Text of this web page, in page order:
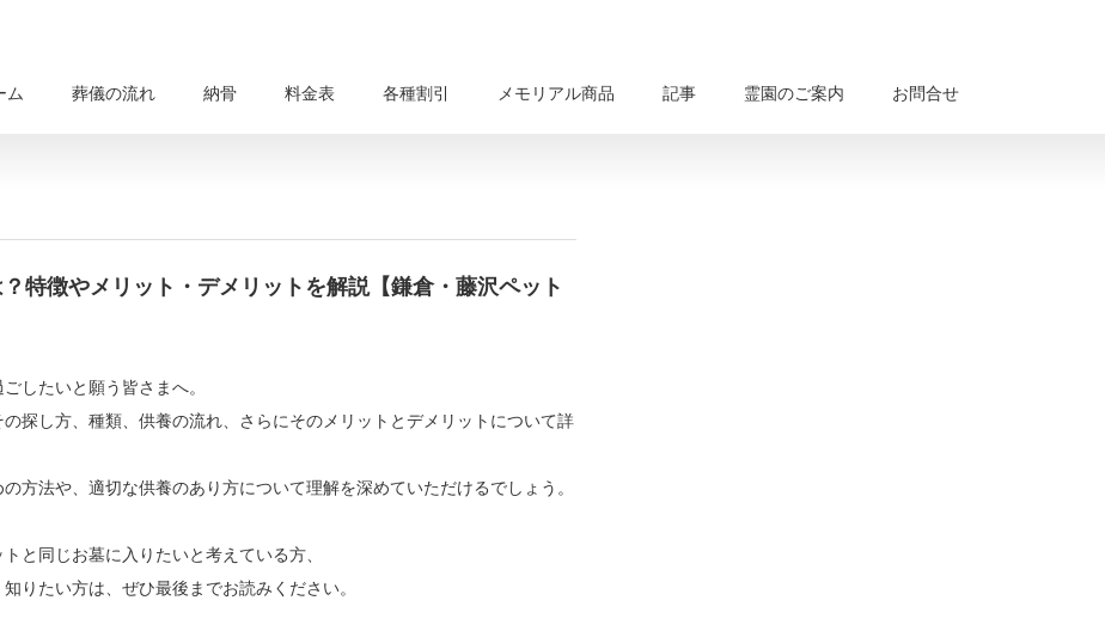
ム 葬儀の流れ 納骨 料金表 各種割引 メモリアル商品 記事 霊園のご案内 お問合せ
特徴やメリット・デメリットを解説【鎌倉・藤沢ペット
したいと願う皆さまへ。
探し方、種類、供養の流れ、さらにそのメリットとデメリットについて詳
方法や、適切な供養のあり方について理解を深めていただけるでしょう。
と同じお墓に入りたいと考えている方、
りたい方は、ぜひ最後までお読みください。